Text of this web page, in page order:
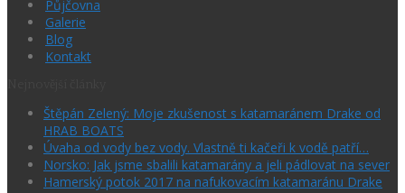
Půjčovna
Galerie
Blog
Kontakt
Štěpán Zelený: Moje zkušenost s katamaránem Drake od
HRAB BOATS
Úvaha od vody bez vody. Vlastně ti kačeři k vodě patří…
Norsko: Jak jsme sbalili katamarány a jeli pádlovat na sever
Hamerský potok 2017 na nafukovacím katamaránu Drake